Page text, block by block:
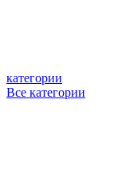
категории
Все категории